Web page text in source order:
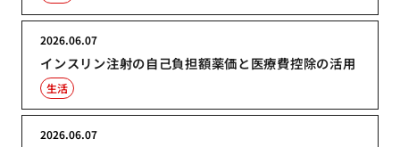
インスリン注射の自己負担額薬価と医療費控除の活用
2026.06.07
生活
2026.06.07